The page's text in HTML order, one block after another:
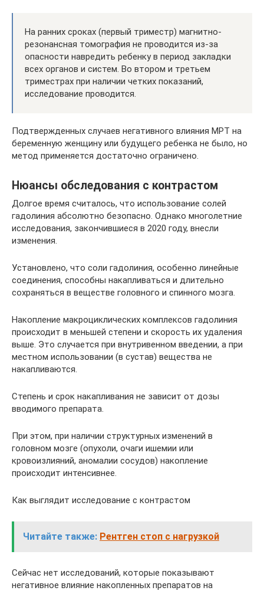
На ранних сроках (первый триместр) магнитно-
резонансная томография не проводится из-за
опасности навредить ребенку в период закладки
всех органов и систем. Во втором и третьем
триместрах при наличии четких показаний,
исследование проводится.
Подтвержденных случаев негативного влияния МРТ на
беременную женщину или будущего ребенка не было, но
метод применяется достаточно ограничено.
Нюансы обследования с контрастом
Долгое время считалось, что использование солей
гадолиния абсолютно безопасно. Однако многолетние
исследования, закончившиеся в 2020 году, внесли
изменения.
Установлено, что соли гадолиния, особенно линейные
соединения, способны накапливаться и длительно
сохраняться в веществе головного и спинного мозга.
Накопление макроциклических комплексов гадолиния
происходит в меньшей степени и скорость их удаления
выше. Это случается при внутривенном введении, а при
местном использовании (в сустав) вещества не
накапливаются.
Степень и срок накапливания не зависит от дозы
вводимого препарата.
При этом, при наличии структурных изменений в
головном мозге (опухоли, очаги ишемии или
кровоизлияний, аномалии сосудов) накопление
происходит интенсивнее.
Как выглядит исследование с контрастом
Читайте также: Рентген стоп с нагрузкой
Сейчас нет исследований, которые показывают
негативное влияние накопленных препаратов на